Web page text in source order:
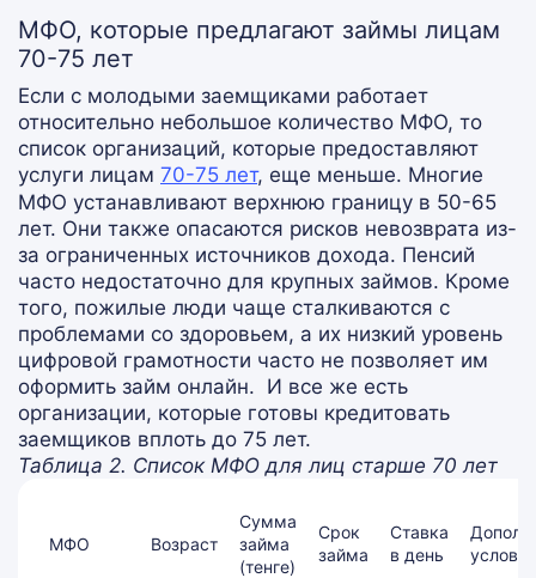
МФО, которые предлагают займы лицам
70-75 лет
Если с молодыми заемщиками работает
относительно небольшое количество МФО, то
список организаций, которые предоставляют
услуги лицам 70-75 лет, еще меньше. Многие
МФО устанавливают верхнюю границу в 50-65
лет. Они также опасаются рисков невозврата из-
за ограниченных источников дохода. Пенсий
часто недостаточно для крупных займов. Кроме
того, пожилые люди чаще сталкиваются с
проблемами со здоровьем, а их низкий уровень
цифровой грамотности часто не позволяет им
оформить займ онлайн. И все же есть
организации, которые готовы кредитовать
заемщиков вплоть до 75 лет.
Таблица 2. Список МФО для лиц старше 70 лет
МФО Возраст
Сумма
займа
(тенге)
Срок
займа
Ставка
в день
условия